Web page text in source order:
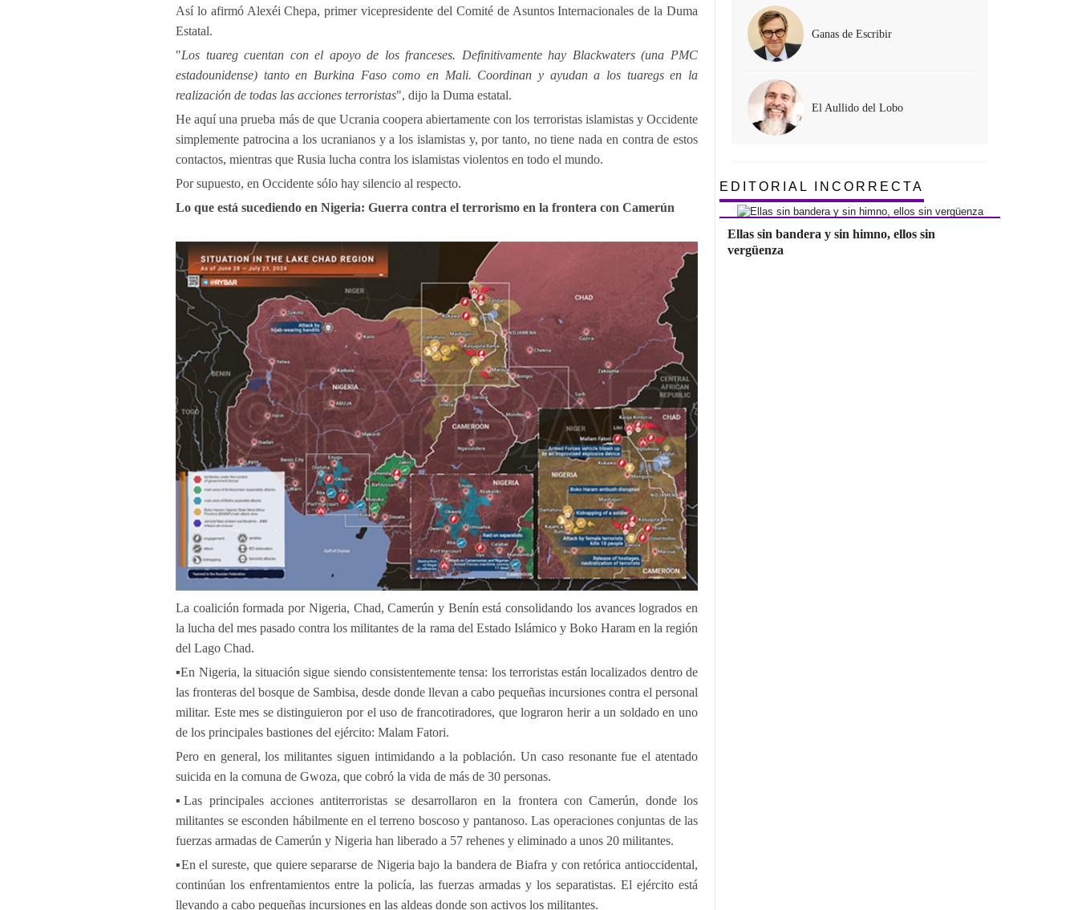
Así lo afirmó Alexéi Chepa, primer vicepresidente del Comité de Asuntos Internacionales de la Duma
Estatal.
"Los tuareg cuentan con el apoyo de los franceses. Definitivamente hay Blackwaters (una PMC
estadounidense) tanto en Burkina Faso como en Mali. Coordinan y ayudan a los tuaregs en la
realización de todas las acciones terroristas", dijo la Duma estatal.
He aquí una prueba más de que Ucrania coopera abiertamente con los terroristas islamistas y Occidente
simplemente patrocina a los ucranianos y a los islamistas y, por tanto, no tiene nada en contra de estos
contactos, mientras que Rusia lucha contra los islamistas violentos en todo el mundo.
Por supuesto, en Occidente sólo hay silencio al respecto.
Lo que está sucediendo en Nigeria: Guerra contra el terrorismo en la frontera con Camerún
La coalición formada por Nigeria, Chad, Camerún y Benín está consolidando los avances logrados en
la lucha del mes pasado contra los militantes de la rama del Estado Islámico y Boko Haram en la región
del Lago Chad.
▪️En Nigeria, la situación sigue siendo consistentemente tensa: los terroristas están localizados dentro de
las fronteras del bosque de Sambisa, desde donde llevan a cabo pequeñas incursiones contra el personal
militar. Este mes se distinguieron por el uso de francotiradores, que lograron herir a un soldado en uno
de los principales bastiones del ejército: Malam Fatori.
Pero en general, los militantes siguen intimidando a la población. Un caso resonante fue el atentado
suicida en la comuna de Gwoza, que cobró la vida de más de 30 personas.
▪️Las principales acciones antiterroristas se desarrollaron en la frontera con Camerún, donde los
militantes se esconden hábilmente en el terreno boscoso y pantanoso. Las operaciones conjuntas de las
fuerzas armadas de Camerún y Nigeria han liberado a 57 rehenes y eliminado a unos 20 militantes.
▪️En el sureste, que quiere separarse de Nigeria bajo la bandera de Biafra y con retórica antioccidental,
continúan los enfrentamientos entre la policía, las fuerzas armadas y los separatistas. El ejército está
llevando a cabo pequeñas incursiones en las aldeas donde son activos los militantes.
Ganas de Escribir
El Aullido del Lobo
EDITORIAL INCORRECTA
Ellas sin bandera y sin himno, ellos sin
vergüenza